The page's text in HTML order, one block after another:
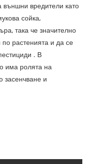
външни вредители като
сойка,
така че значително
растенията и да се
. В
има ролята на
засенчване и